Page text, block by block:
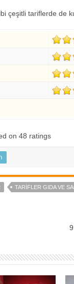
çeşitli tariflerde de
on 48 ratings
TARIFLER GIDA VE